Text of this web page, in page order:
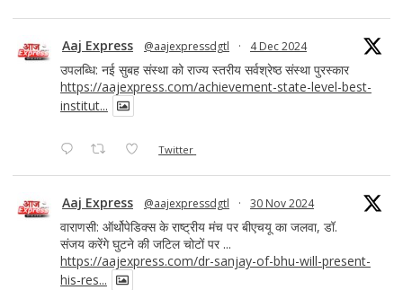
Aaj Express @aajexpressdgtl · 4 Dec 2024
उपलब्धि: नई सुबह संस्था को राज्य स्तरीय सर्वश्रेष्ठ संस्था पुरस्कार
https://aajexpress.com/achievement-state-level-best-
institut...
Twitter
Aaj Express @aajexpressdgtl · 30 Nov 2024
वाराणसी: ऑर्थोपेडिक्स के राष्ट्रीय मंच पर बीएचयू का जलवा, डॉ.
संजय करेंगे घुटने की जटिल चोटों पर ...
https://aajexpress.com/dr-sanjay-of-bhu-will-present-
his-res...